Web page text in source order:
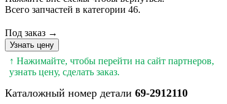
Всего запчастей в категории 46.
Под заказ →
Узнать цену
↑ Нажимайте, чтобы перейти на сайт партнеров,
узнать цену, сделать заказ.
Каталожный номер детали 69-2912110